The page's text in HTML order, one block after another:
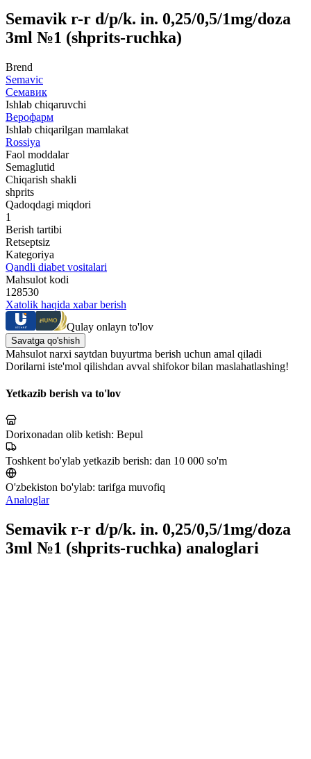
Semavik r-r d/p/k. in. 0,25/0,5/1mg/doza
3ml №1 (shprits-ruchka)
Brend
Semavic
Семавик
Ishlab chiqaruvchi
Верофарм
Ishlab chiqarilgan mamlakat
Rossiya
Faol moddalar
Semaglutid
Chiqarish shakli
shprits
Qadoqdagi miqdori
1
Berish tartibi
Retseptsiz
Kategoriya
Qandli diabet vositalari
Mahsulot kodi
128530
Xatolik haqida xabar berish
Qulay onlayn to'lov
Savatga qo'shish
Mahsulot narxi saytdan buyurtma berish uchun amal qiladi
Dorilarni iste'mol qilishdan avval shifokor bilan maslahatlashing!
Yetkazib berish va to'lov
Dorixonadan olib ketish: Bepul
Toshkent bo'ylab yetkazib berish: dan 10 000 so'm
O'zbekiston bo'ylab: tarifga muvofiq
Analoglar
Semavik r-r d/p/k. in. 0,25/0,5/1mg/doza
3ml №1 (shprits-ruchka) analoglari